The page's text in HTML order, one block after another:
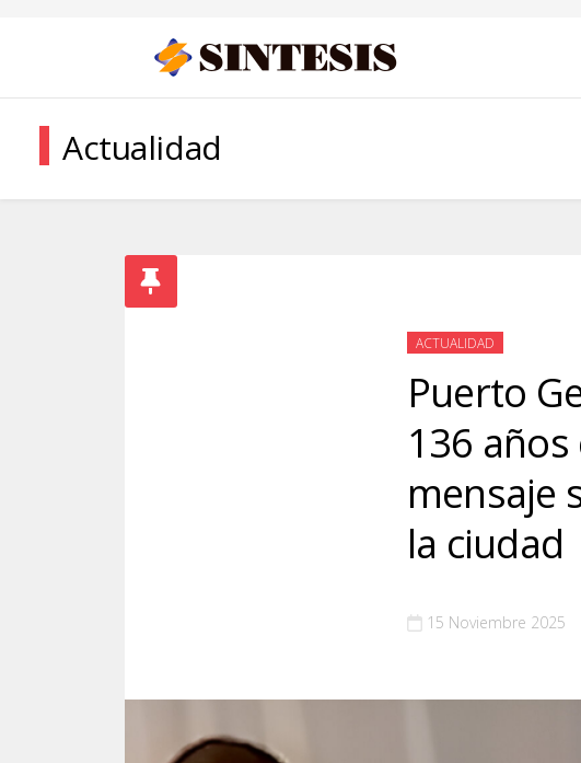
Actualidad
ACTUALIDAD
Puerto
136
mensaje
la ciudad
15 Noviembre 2025